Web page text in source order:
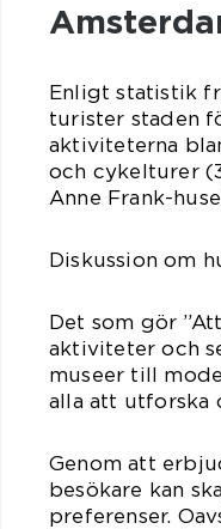
Enligt statistik
turister staden
aktiviteterna
och cykelturer
Anne Frank-
Diskussion om
Det som gör
aktiviteter och
museer till
alla att utforska
Genom att
besökare kan
preferenser.